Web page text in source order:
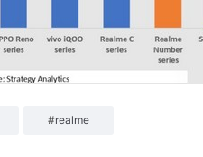
#realme